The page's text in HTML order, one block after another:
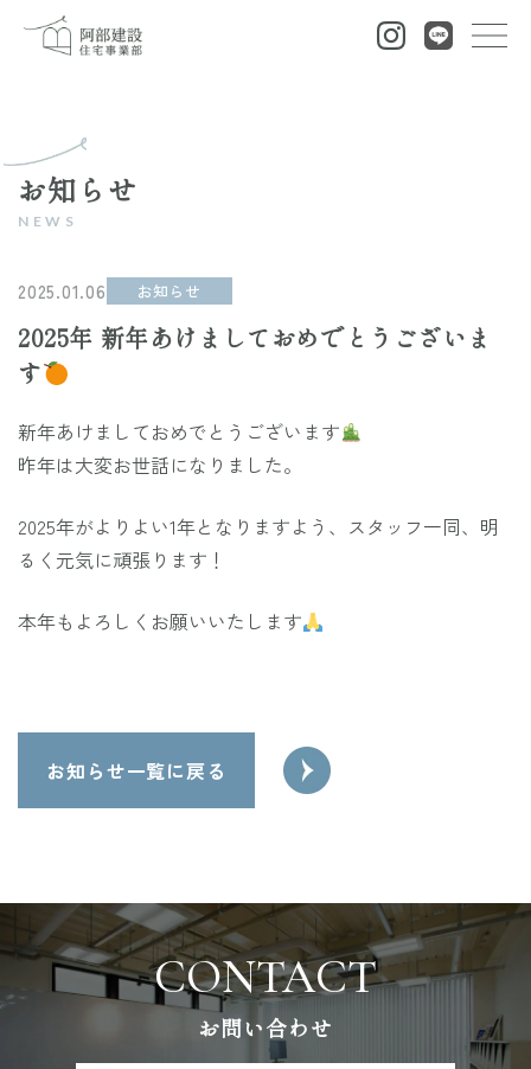
お知らせ
2025.01.06 お知らせ
2025年 新年あけましておめでとうございま
す
新年あけましておめでとうございます
昨年は大変お世話になりました。
2025年がよりよい1年となりますよう、スタッフ一同、明
るく元気に頑張ります！
本年もよろしくお願いいたします
ゲ
ー
シ
阿部
建設
ホー
ムペ
のお
お知らせ一覧に戻る
お問い合わせ